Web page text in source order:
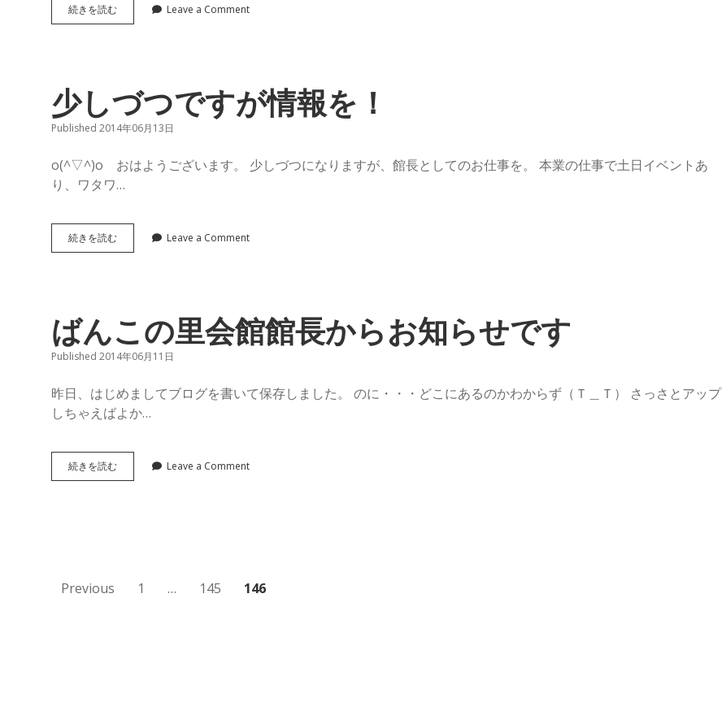
マ
の
館
長
ブ
グ〜
ば
ん
こ
の
館
続きを読む学
び
Leave a Comment
少しづつですが情報を！
Published 2014年06月13日
o(^▽^)o おはようございます。 少しづつになりますが、館長としてのお仕事を。 本業の仕事で土日イベントあ
り、ワタワ…
続きを読む少
し
が
情
報
Leave a Comment
ばんこの里会館館長からお知らせです
Published 2014年06月11日
昨日、はじめましてブログを書いて保存しました。 のに・・・どこにあるのかわからず（Ｔ＿Ｔ） さっさとアップ
しちゃえばよか…
続きを読むば
ん
Leave a Comment
投
Previous 1 … 145 146